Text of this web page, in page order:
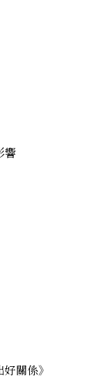
響
關係》